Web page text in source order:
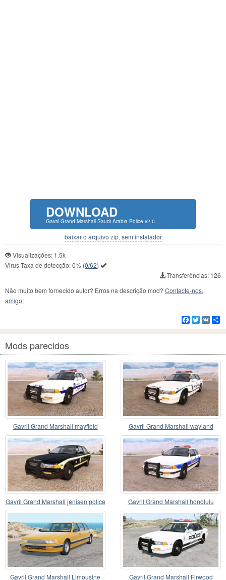
DOWNLOAD
Gavril Grand Marshall Saudi Arabia Police v2.0
baixar o arquivo zip, sem instalador
Visualizações: 1.5k
Virus Taxa de detecção:0% (0/62)
Transferências: 126
Não muito bem fornecido autor? Erros na descrição mod? Contacte-nos,
amigo!
Facebook
Twitter
VK
Mods parecidos
Gavril Grand Marshall mayfield
police v2.0
Gavril Grand Marshall wayland
police v2.0
Gavril Grand Marshall jenisen police
v2.0
Gavril Grand Marshall honolulu
police
Gavril Grand Marshall Limousine Gavril Grand Marshall Firwood